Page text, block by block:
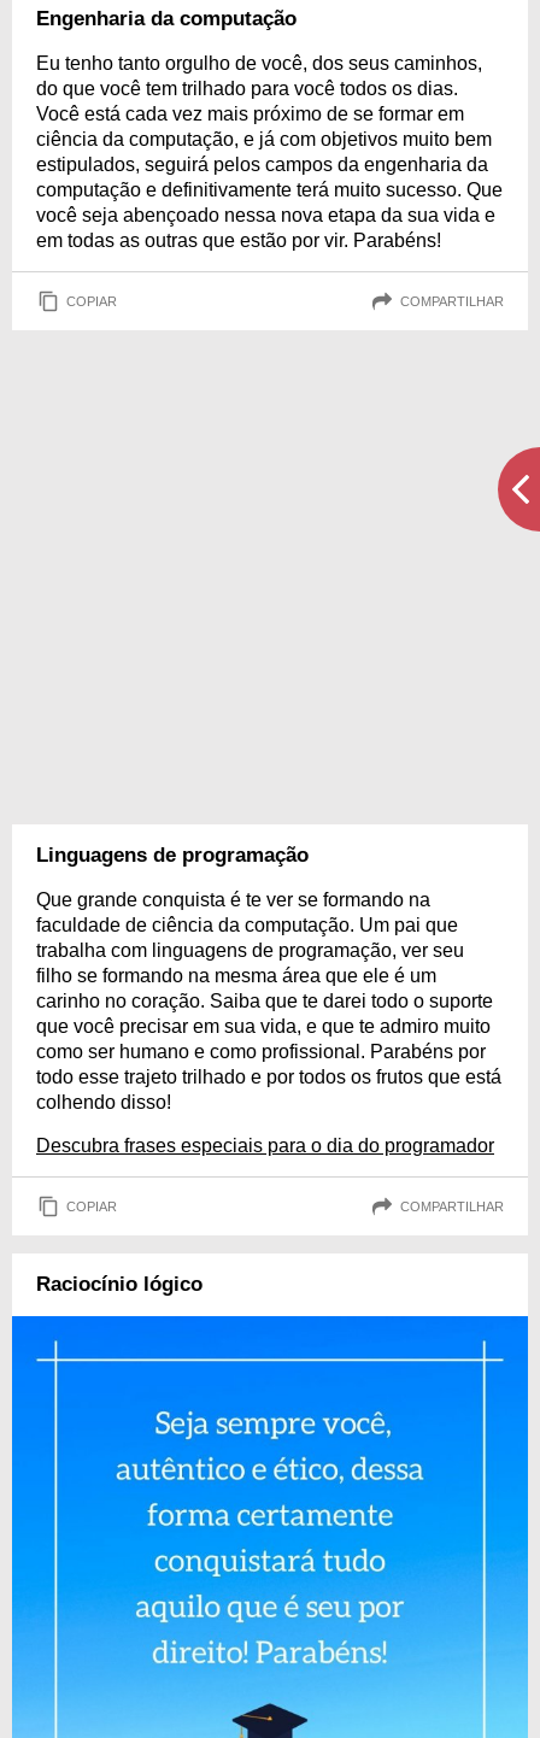
Engenharia da computação
Eu tenho tanto orgulho de você, dos seus caminhos,
do que você tem trilhado para você todos os dias.
Você está cada vez mais próximo de se formar em
ciência da computação, e já com objetivos muito bem
estipulados, seguirá pelos campos da engenharia da
computação e definitivamente terá muito sucesso. Que
você seja abençoado nessa nova etapa da sua vida e
em todas as outras que estão por vir. Parabéns!
COPIAR COMPARTILHAR
Linguagens de programação
Que grande conquista é te ver se formando na
faculdade de ciência da computação. Um pai que
trabalha com linguagens de programação, ver seu
filho se formando na mesma área que ele é um
carinho no coração. Saiba que te darei todo o suporte
que você precisar em sua vida, e que te admiro muito
como ser humano e como profissional. Parabéns por
todo esse trajeto trilhado e por todos os frutos que está
colhendo disso!
Descubra frases especiais para o dia do programador
COPIAR COMPARTILHAR
Raciocínio lógico